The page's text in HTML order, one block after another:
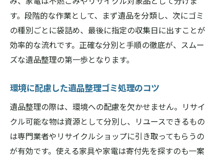
す。段階的な作業として、まず遺品を分類し、次にゴミ
の種別ごとに袋詰め、最後に指定の収集日に出すことが
効率的な流れです。正確な分別と手順の徹底が、スムー
ズな遺品整理の第一歩となります。
環境に配慮した遺品整理ゴミ処理のコツ
遺品整理の際は、環境への配慮を欠かせません。リサイ
クル可能な物は資源として分別し、リユースできるもの
は専門業者やリサイクルショップに引き取ってもらうの
が有効です。使える家具や家電は寄付先を探すのも一案